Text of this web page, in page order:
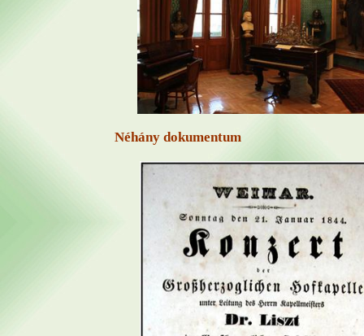
Néhány dokumentum